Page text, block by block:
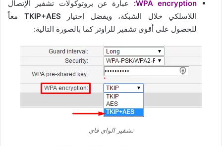
WPA encryption:
عبارة عن بروتوكولات تشفير الإتصال
اللاسلكي خلال الشبكة، ويفضل إختيار TKIP+AES معاً
للحصول على أقوى تشفير للراوتر كما بالصورة التالية:
تشفير الواي فاي